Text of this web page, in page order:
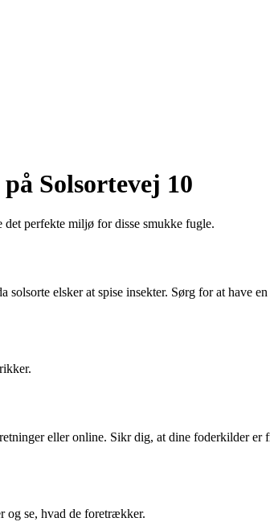
Solsortevej 10
perfekte miljø for disse smukke fugle.
elsker at spise insekter. Sørg for at have
eller online. Sikr dig, at dine foderkilder er
og se, hvad de foretrækker.